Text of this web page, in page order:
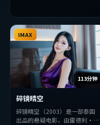
113分钟
IMAX
碎镜晴空
碎镜晴空（2003）是一部泰国
出品的悬疑电影，由雷德利·